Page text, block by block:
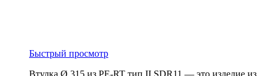
Быстрый просмотр
Втулка Ø 315 из PE-RT тип II SDR11 — это изделие из